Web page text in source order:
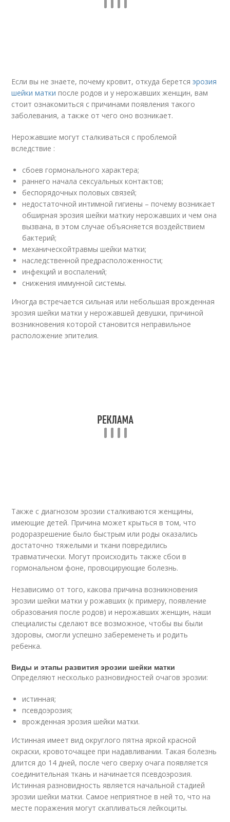
Если вы не знаете, почему кровит, откуда беретсяэрозия
шейки матки после родов и у нерожавших женщин, вам
стоит ознакомиться с причинами появления такого
заболевания, а также от чего оно возникает.
Нерожавшие могут сталкиваться с проблемой
вследствие :
сбоев гормонального характера;
раннего начала сексуальных контактов;
беспорядочных половых связей;
недостаточной интимной гигиены – почему возникает
обширная эрозия шейки маткиу нерожавших и чем она
вызвана, в этом случае объясняется воздействием
бактерий;
механическойтравмы шейки матки;
наследственной предрасположенности;
инфекций и воспалений;
снижения иммунной системы.
Иногда встречается сильная или небольшая врожденная
эрозия шейки матки у нерожавшей девушки, причиной
возникновения которой становится неправильное
расположение эпителия.
Также с диагнозом эрозии сталкиваются женщины,
имеющие детей. Причина может крыться в том, что
родоразрешение было быстрым или роды оказались
достаточно тяжелыми и ткани повредились
травматически. Могут происходить также сбои в
гормональном фоне, провоцирующие болезнь.
Независимо от того, какова причина возникновения
эрозии шейки матки у рожавших (к примеру, появление
образования после родов) и нерожавших женщин, наши
специалисты сделают все возможное, чтобы вы были
здоровы, смогли успешно забеременеть и родить
ребенка.
Виды и этапы развития эрозии шейки матки
Определяют несколько разновидностей очагов эрозии:
истинная;
псевдоэрозия;
врожденная эрозия шейки матки.
Истинная имеет вид округлого пятна яркой красной
окраски, кровоточащее при надавливании. Такая болезнь
длится до 14 дней, после чего сверху очага появляется
соединительная ткань и начинается псевдоэрозия.
Истинная разновидность является начальной стадией
эрозии шейки матки. Самое неприятное в ней то, что на
месте поражения могут скапливаться лейкоциты.